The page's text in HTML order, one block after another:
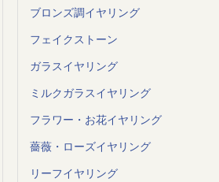
ブロンズ調イヤリング
フェイクストーン
ガラスイヤリング
ミルクガラスイヤリング
フラワー・お花イヤリング
薔薇・ローズイヤリング
リーフイヤリング